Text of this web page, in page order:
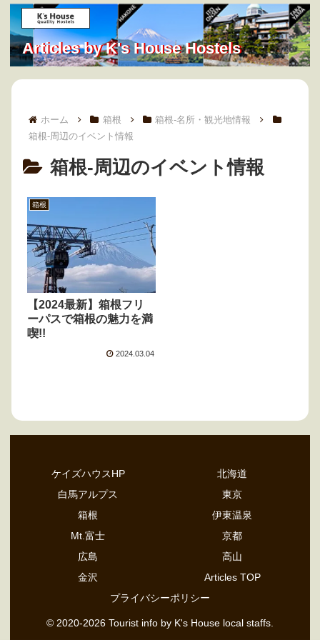
Articles by K's House Hostels
ホーム 箱根
箱根-名所・観光地情報
箱根-周辺のイベント情報
箱根-周辺のイベント情報
箱根
【2024最新】箱根フリ
ーパスで箱根の魅力を満
喫!!
2024.03.04
ケイズハウスHP
北海道
白馬アルプス
東京
箱根
伊東温泉
Mt.富士
京都
広島
高山
金沢
Articles TOP
プライバシーポリシー
© 2020-2026 Tourist info by K's House local staffs.